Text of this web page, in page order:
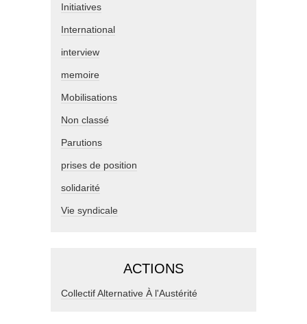
Initiatives
International
interview
memoire
Mobilisations
Non classé
Parutions
prises de position
solidarité
Vie syndicale
ACTIONS
Collectif Alternative À l'Austérité